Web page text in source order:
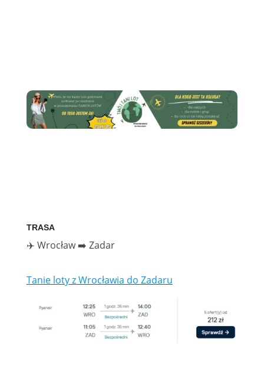
TRASA
✈️ Wrocław ➡️ Zadar
Tanie loty z Wrocławia do Zadaru